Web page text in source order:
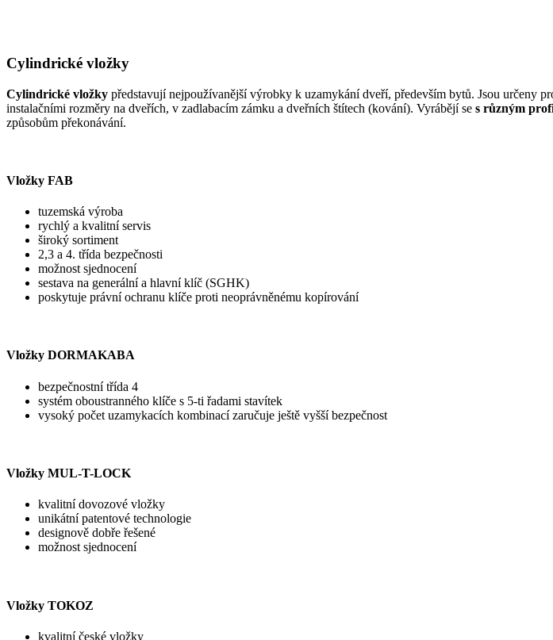
Cylindrické vložky
Cylindrické vložky představují nejpoužívanější výrobky k uzamykání dveří, především bytů. Jsou určeny
instalačními rozměry na dveřích, v zadlabacím zámku a dveřních štítech (kování). Vyrábějí se s různým
způsobům překonávání.
Vložky FAB
tuzemská výroba
rychlý a kvalitní servis
široký sortiment
2,3 a 4. třída bezpečnosti
možnost sjednocení
sestava na generální a hlavní klíč (SGHK)
poskytuje právní ochranu klíče proti neoprávněnému kopírování
Vložky DORMAKABA
bezpečnostní třída 4
systém oboustranného klíče s 5-ti řadami stavítek
vysoký počet uzamykacích kombinací zaručuje ještě vyšší bezpečnost
Vložky MUL-T-LOCK
kvalitní dovozové vložky
unikátní patentové technologie
designově dobře řešené
možnost sjednocení
Vložky TOKOZ
kvalitní české vložky